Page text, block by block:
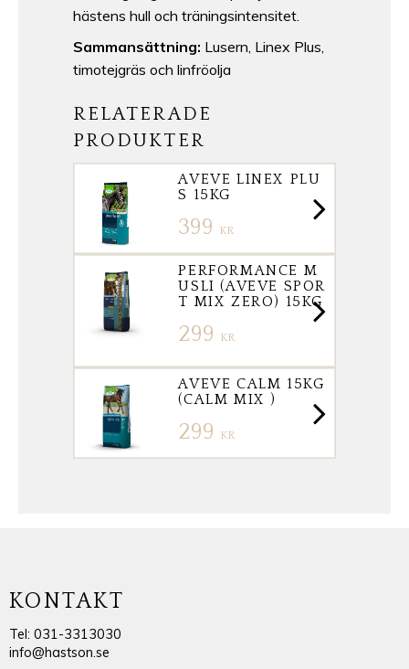
hästens hull och träningsintensitet.
Sammansättning: Lusern, Linex Plus,
timotejgräs och linfröolja
RELATERADE
PRODUKTER
AVEVE LINEX PLU
S 15KG
399 KR
PERFORMANCE M
USLI (AVEVE SPOR
T MIX ZERO) 15KG
299 KR
AVEVE CALM 15KG
(CALM MIX )
299 KR
KONTAKT
Tel: 031-3313030
info@hastson.se